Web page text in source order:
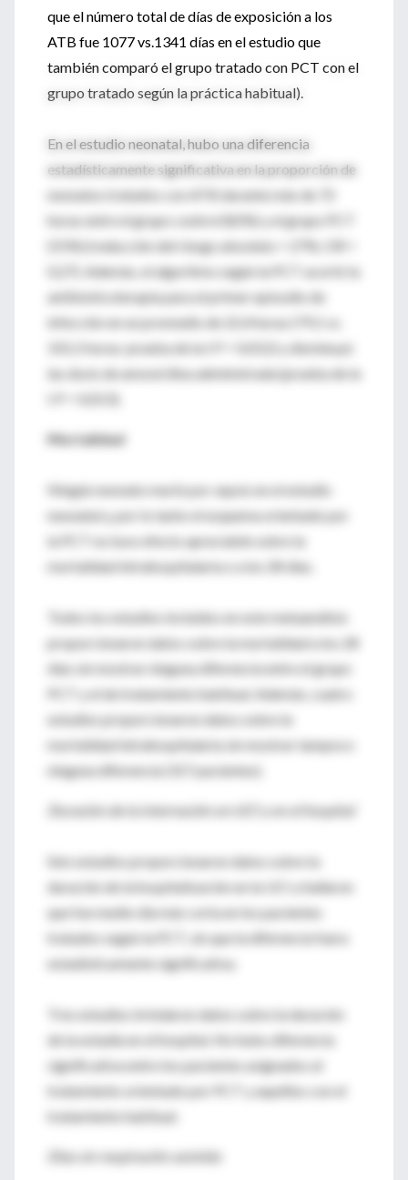
que el número total de días de exposición a los
ATB fue 1077 vs.1341 días en el estudio que
también comparó el grupo tratado con PCT con el
grupo tratado según la práctica habitual).
En el estudio neonatal, hubo una diferencia
estadísticamente significativa en la proporción de
neonatos tratados con ATB durante más de 72
horas entre el grupo control (82%) y el grupo PCT
(55%) (reducción del riesgo absoluto = 27%; OR =
0,27). Además, el algoritmo según la PCT acortó la
antibioticoterapia para el primer episodio de
infección en un promedio de 22,4 horas (79,1 vs.
101,5 horas: prueba de la t P = 0,012) y disminuyó
las dosis de amoxicilina administrada (prueba de la
Mortalidad
Ningún neonato murió por sepsis en el estudio
neonatal y, por lo tanto el esquema orientado por
la PCT no tuvo efecto apreciable sobre la
mortalidad intrahospitalaria o a los 28 días.
Todos los estudios incluidos en este metaanálisis
proporcionaron datos sobre la mortalidad a los 28
días sin mostrar ninguna diferencia entre el grupo
PCT y el de tratamiento habitual. Además, cuatro
estudios proporcionaron datos sobre la
mortalidad intrahospitalaria sin mostrar tampoco
ninguna diferencia (317 pacientes).
Duración de la internación en UCI y en el hospital
Seis estudios proporcionaron datos sobre la
duración de la hospitalización en la UCI y hallaron
que fue medio día más corta en los pacientes
tratados según la PCT, sin que la diferencia fuera
estadísticamente significativa.
Tres estudios brindaron datos sobre la duración
de la estadía en el hospital .No hubo diferencia
significativa entre los pacientes asignados al
tratamiento orientado por PCT y aquéllos con el
tratamiento habitual.
Días sin respiración asistida